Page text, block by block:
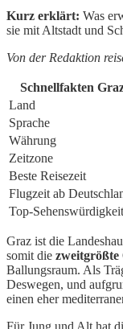
Kurz erklärt: Was
sie mit Altstadt und
Von der Redaktion
Schnellfakten
Land
Sprache
Währung
Zeitzone
Beste Reisezeit
Flugzeit ab
Top-
Graz ist die
somit die zweitgrößte
Ballungsraum. Als
Deswegen, und
einen eher
Für Jung und Alt hat